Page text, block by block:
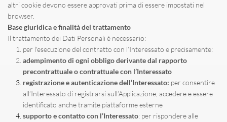
altri cookie devono essere approvati prima di essere impostati nel
browser.
Base giuridica e finalità del trattamento
Il trattamento dei Dati Personali è necessario:
per l'esecuzione del contratto con l’Interessato e precisamente:
adempimento di ogni obbligo derivante dal rapporto
precontrattuale o contrattuale con l’Interessato
registrazione e autenticazione dell’Interessato: per consentire
all’Interessato di registrarsi sull’Applicazione, accedere e essere
identificato anche tramite piattaforme esterne
supporto e contatto con l’Interessato: per rispondere alle